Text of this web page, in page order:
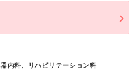
内科、リハビリテーション科